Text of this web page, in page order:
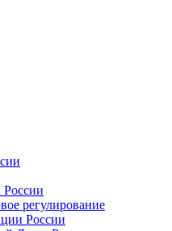
России
регулирование
России